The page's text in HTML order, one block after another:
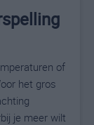
of
het gros
je meer wilt